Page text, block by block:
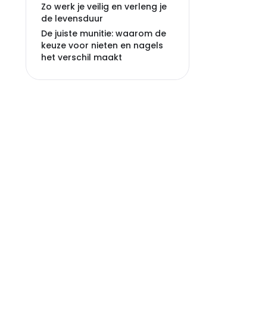
Zo werk je veilig en verleng je
de levensduur
De juiste munitie: waarom de
keuze voor nieten en nagels
het verschil maakt